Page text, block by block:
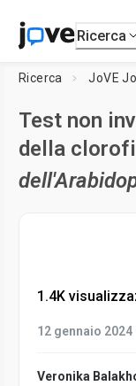
Ricerca
Ricerca JoVE
Test non
della
1.4K
12 gennaio 2024
Veronika